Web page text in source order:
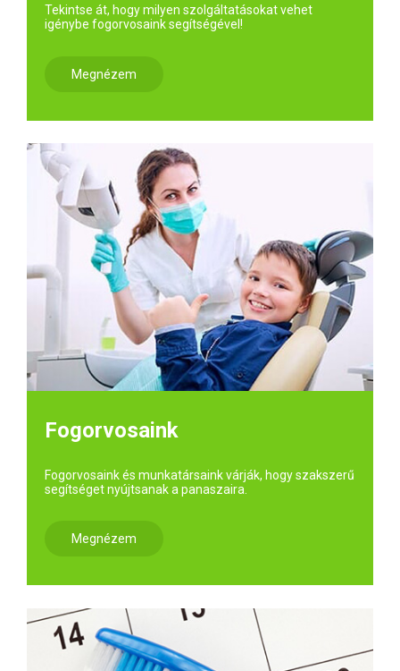
Tekintse át, hogy milyen szolgáltatásokat vehet
igénybe fogorvosaink segítségével!
Megnézem
Fogorvosaink
Fogorvosaink és munkatársaink várják, hogy szakszerű
segítséget nyújtsanak a panaszaira.
Megnézem